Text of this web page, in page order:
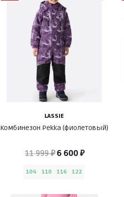
LASSIE
Комбинезон Pekka (фиолетовый)
11 999 ₽6 600 ₽
104 110 116 122